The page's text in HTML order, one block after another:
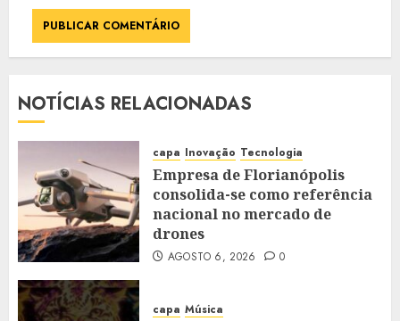
NOTÍCIAS RELACIONADAS
capa Inovação Tecnologia
Empresa de Florianópolis
consolida-se como referência
nacional no mercado de
drones
AGOSTO 6, 2026 0
capa Música